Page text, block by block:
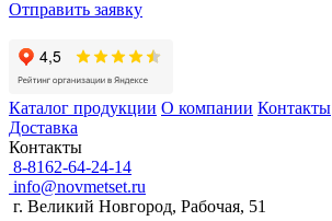
Отправить заявку
Каталог продукции О компании Контакты
Доставка
Контакты
8-8162-64-24-14
info@novmetset.ru
г. Великий Новгород, Рабочая, 51